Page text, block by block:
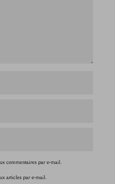
commentaires par e-mail.
articles par e-mail.